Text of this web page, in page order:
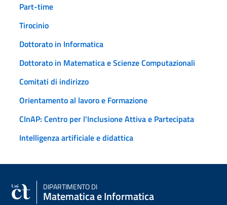
Part-time
Tirocinio
Dottorato in Informatica
Dottorato in Matematica e Scienze Computazionali
Comitati di indirizzo
Orientamento al lavoro e Formazione
CInAP: Centro per l'Inclusione Attiva e Partecipata
Intelligenza artificiale e didattica
DIPARTIMENTO DI
Matematica e Informatica